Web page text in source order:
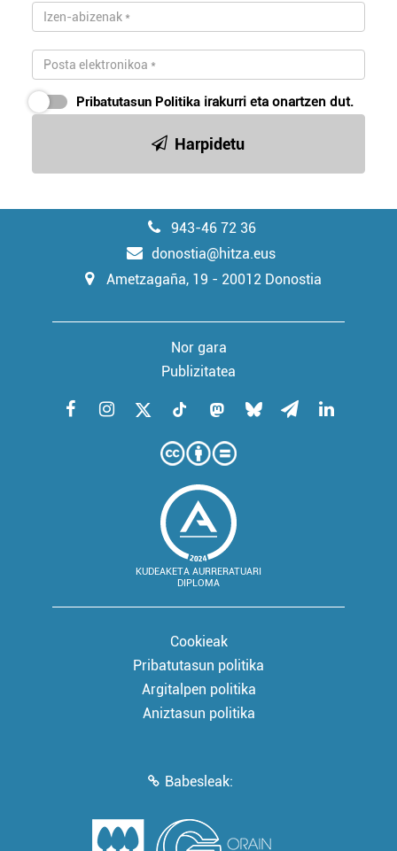
Pribatutasun Politika irakurri eta onartzen dut.
Harpidetu
943-46 72 36
donostia@hitza.eus
Ametzagaña, 19 - 20012 Donostia
Nor gara
Publizitatea
KUDEAKETA AURRERATUARI
DIPLOMA
Cookieak
Pribatutasun politika
Argitalpen politika
Aniztasun politika
Babesleak: